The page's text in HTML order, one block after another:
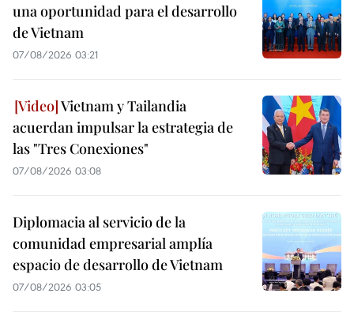
una oportunidad para el desarrollo
de Vietnam
07/08/2026 03:21
Vietnam y Tailandia
acuerdan impulsar la estrategia de
las "Tres Conexiones"
07/08/2026 03:08
Diplomacia al servicio de la
comunidad empresarial amplía
espacio de desarrollo de Vietnam
07/08/2026 03:05